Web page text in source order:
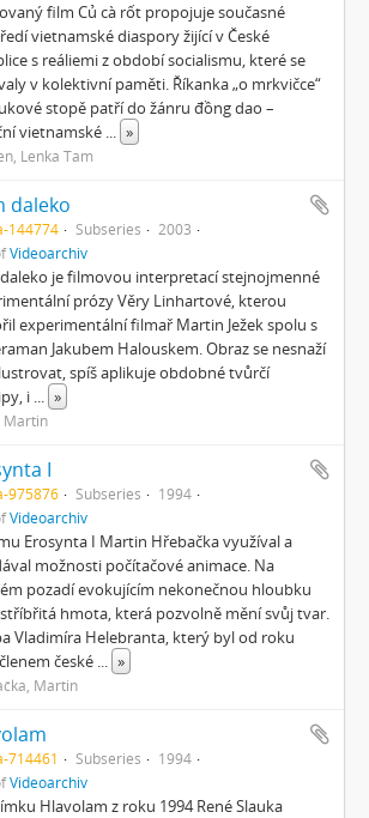
film Củ cà rốt propojuje současné
vietnamské diaspory žijící v České
s reáliemi z období socialismu, které se
v kolektivní paměti. Říkanka „o mrkvičce“
stopě patří do žánru đồng dao –
vietnamské ... »
Lenka Tam
daleko
144774 Subseries
2003
Videoarchiv
je filmovou interpretací stejnojmenné
prózy Věry Linhartové, kterou
experimentální filmař Martin Ježek spolu s
Jakubem Halouskem. Obraz se nesnaží
spíš aplikuje obdobné tvůrčí
i ... »
Martin
I
975876 Subseries
1994
Videoarchiv
Erosynta I Martin Hřebačka využíval a
možnosti počítačové animace. Na
pozadí evokujícím nekonečnou hloubku
hmota, která pozvolně mění svůj tvar.
Vladimíra Helebranta, který byl od roku
české ... »
Martin
714461 Subseries
1994
Videoarchiv
Hlavolam z roku 1994 René Slauka